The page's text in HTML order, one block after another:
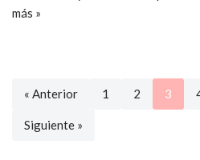
más »
« Anterior 1 2 3
Siguiente »